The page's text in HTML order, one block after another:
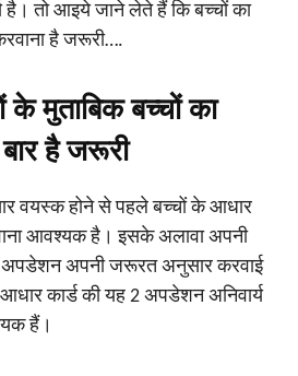
है। तो आइये जाने लेते हैं कि बच्चों का
है जरूरी….
मुताबिक बच्चों का
है जरूरी
वयस्क होने से पहले बच्चों के आधार
आवश्यक है। इसके अलावा अपनी
अपडेशन अपनी जरूरत अनुसार करवाई
कार्ड की यह 2 अपडेशन अनिवार्य
हैं।